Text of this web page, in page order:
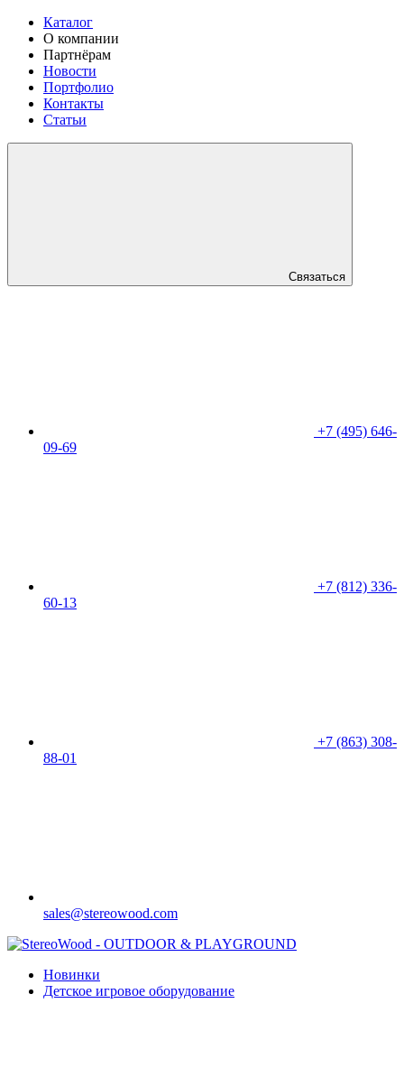
Каталог
О компании
Партнёрам
Новости
Портфолио
Контакты
Статьи
Связаться
+7 (495) 646-
09-69
+7 (812) 336-
60-13
+7 (863) 308-
88-01
sales@stereowood.com
Новинки
Детское игровое оборудование